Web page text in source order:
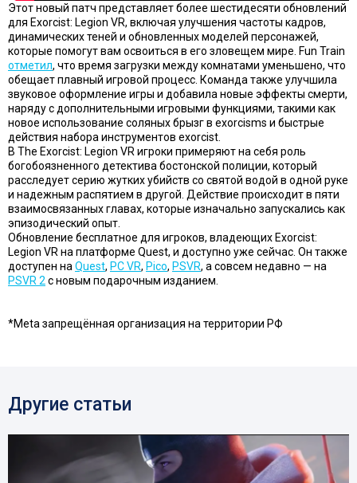
Этот новый патч представляет более шестидесяти обновлений
для Exorcist: Legion VR, включая улучшения частоты кадров,
динамических теней и обновленных моделей персонажей,
которые помогут вам освоиться в его зловещем мире. Fun Train
отметил, что время загрузки между комнатами уменьшено, что
обещает плавный игровой процесс. Команда также улучшила
звуковое оформление игры и добавила новые эффекты смерти,
наряду с дополнительными игровыми функциями, такими как
новое использование соляных брызг в exorcisms и быстрые
действия набора инструментов exorcist.
В The Exorcist: Legion VR игроки примеряют на себя роль
богобоязненного детектива бостонской полиции, который
расследует серию жутких убийств со святой водой в одной руке
и надежным распятием в другой. Действие происходит в пяти
взаимосвязанных главах, которые изначально запускались как
эпизодический опыт.
Обновление бесплатное для игроков, владеющих Exorcist:
Legion VR на платформе Quest, и доступно уже сейчас. Он также
доступен на Quest, PC VR, Pico, PSVR, а совсем недавно — на
PSVR 2 с новым подарочным изданием.
*Meta запрещённая организация на территории РФ
Другие статьи